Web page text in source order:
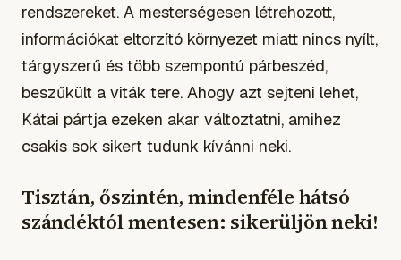
rendszereket. A mesterségesen létrehozott,
információkat eltorzító környezet miatt nincs nyílt,
tárgyszerű és több szempontú párbeszéd,
beszűkült a viták tere. Ahogy azt sejteni lehet,
Kátai pártja ezeken akar változtatni, amihez
csakis sok sikert tudunk kívánni neki.
Tisztán, őszintén, mindenféle hátsó
szándéktól mentesen: sikerüljön neki!